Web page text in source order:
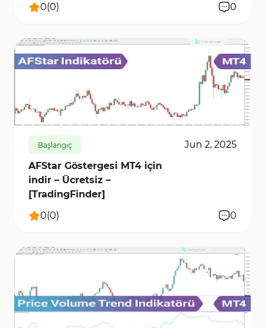
0(0) 0
6545 0
Başlangıç
Jun 2, 2025
AFStar Göstergesi MT4 için
indir – Ücretsiz –
[TradingFinder]
0(0) 0
262 5809 0